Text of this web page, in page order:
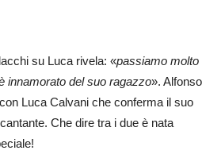
su Luca rivela: «passiamo molto
innamorato del suo ragazzo». Alfonso
Luca Calvani che conferma il suo
Che dire tra i due è nata